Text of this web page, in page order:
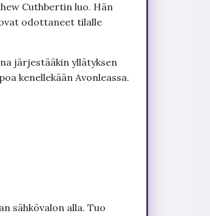
Cuthbertin luo. Hän
odottaneet tilalle
järjestääkin yllätyksen
kenellekään Avonleassa.
sähkövalon alla. Tuo